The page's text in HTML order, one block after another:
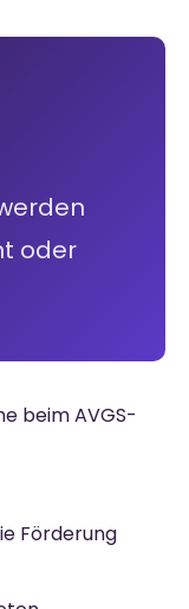
oder
beim AVGS-
Förderung